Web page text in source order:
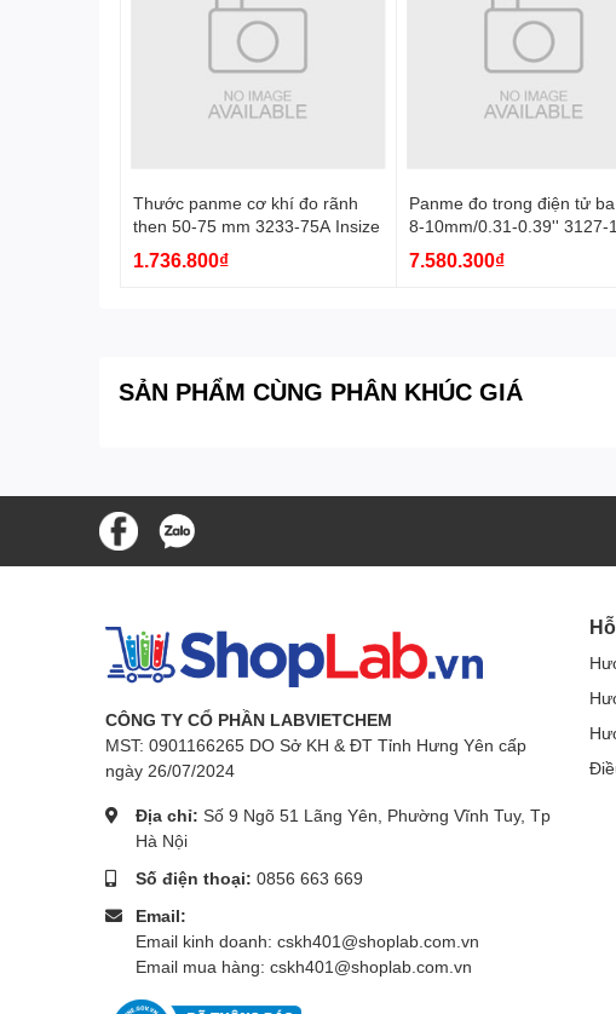
Thước panme cơ khí đo rãnh
then 50-75 mm 3233-75A Insize
1.736.800₫
Panme đo trong điện tử
8-10mm/0.31-0.39'' 3127-
Insize
7.580.300₫
SẢN PHẨM CÙNG PHÂN KHÚC GIÁ
CÔNG TY CỔ PHẦN LABVIETCHEM
MST: 0901166265 DO Sở KH & ĐT Tỉnh Hưng Yên cấp
ngày 26/07/2024
Địa chỉ: Số 9 Ngõ 51 Lãng Yên, Phường Vĩnh Tuy, Tp
Hà Nội
Số điện thoại: 0856 663 669
Email:
Email kinh doanh: cskh401@shoplab.com.vn
Email mua hàng: cskh401@shoplab.com.vn